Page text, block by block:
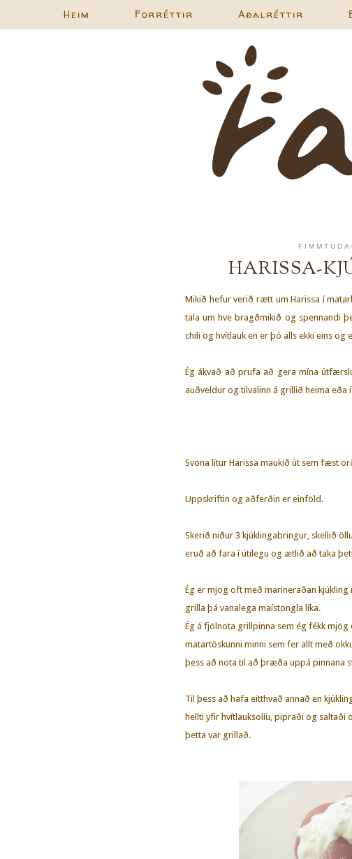
Heim Forréttir Aðalréttir
HARISSA-
Mikið hefur verið rætt um Harissa í
tala um hve bragðmikið og spennandi
chili og hvítlauk en er þó alls ekki eins
Ég ákvað að prufa að gera mína
auðveldur og tilvalinn á grillið heima eða
Svona lítur Harissa maukið út sem fæst
Uppskriftin og aðferðin er einföld.
Skerið niður 3 kjúklingabringur, skellið
eruð að fara í útilegu og ætlið að taka
Ég er mjög oft með marineraðan
grilla þá vanalega maístöngla líka.
Ég á fjölnota grillpinna sem ég fékk mjög
matartöskunni minni sem fer allt með
þess að nota til að þræða uppá pinnana
Til þess að hafa eitthvað annað en
hellti yfir hvítlauksolíu, pipraði og
þetta var grillað.